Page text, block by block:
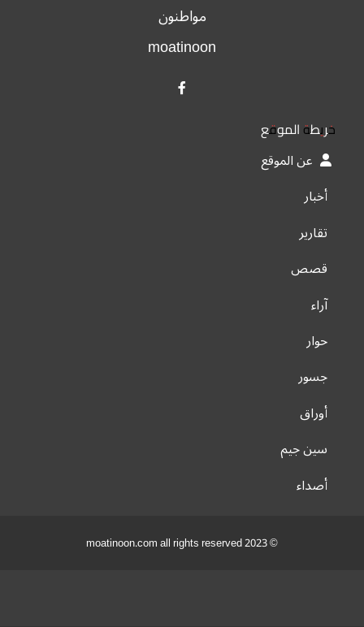
مواطنون
moatinoon
خريطة الموقع
عن الموقع
أخبار
تقارير
قصص
آراء
حوار
جسور
أوراق
سين جيم
أصداء
© 2023 moatinoon.com all rights reserved